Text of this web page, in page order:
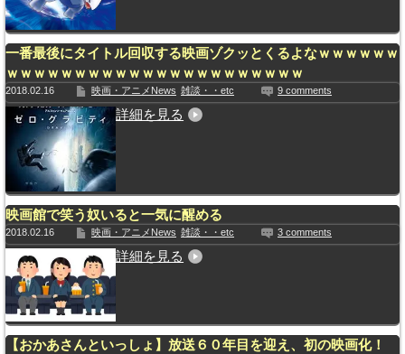
一番最後にタイトル回収する映画ゾクッとくるよなｗｗｗｗｗｗ
ｗｗｗｗｗｗｗｗｗｗｗｗｗｗｗｗｗｗｗｗｗｗ
2018.02.16 映画・アニメNews 雑談・・etc 9 comments
詳細を見る
映画館で笑う奴いると一気に醒める
2018.02.16 映画・アニメNews 雑談・・etc 3 comments
詳細を見る
【おかあさんといっしょ】放送６０年目を迎え、初の映画化！